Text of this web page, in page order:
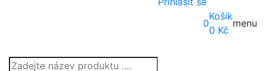
Products
0
Košík
0 Kč
menu